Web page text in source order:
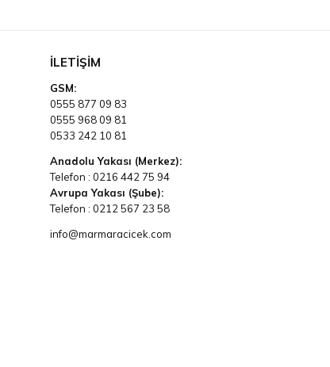
İLETIŞIM
GSM:
0555 877 09 83
0555 968 09 81
0533 242 10 81
Anadolu Yakası (Merkez):
Telefon : 0216 442 75 94
Avrupa Yakası (Şube):
Telefon : 0212 567 23 58
info@marmaracicek.com